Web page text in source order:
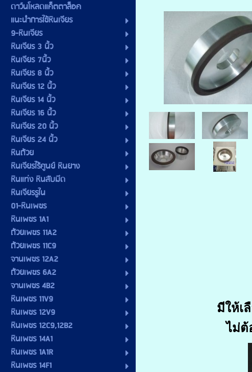
ดาว์นโหลดแค็ตตาล็อค
แนะนำการใช้หินเจียร
9-หินเจียร
หินเจียร 3 นิ้ว
หินเจียร 7นิ้ว
หินเจียร 8 นิ้ว
หินเจียร 12 นิ้ว
หินเจียร 14 นิ้ว
หินเจียร 16 นิ้ว
หินเจียร 20 นิ้ว
หินเจียร 24 นิ้ว
หินถ้วย
หินเจียรไร้ศูนย์ หินยาง
หินแท่ง หินลับมีด
หินเจียรรูใน
01-หินเพชร
หินเพชร 1A1
ถ้วยเพชร 11A2
ถ้วยเพชร 11C9
จานเพชร 12A2
ถ้วยเพชร 6A2
จานเพชร 4B2
หินเพชร 11V9
หินเพชร 12V9
หินเพชร 12C9,12B2
หินเพชร 14A1
หินเพชร 1A1R
หินเพชร 14F1
มีให้เ
ไม่ต้